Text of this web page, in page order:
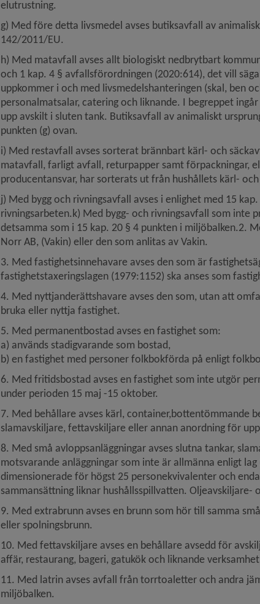
elutrustning.
g) Med före detta livsmedel avses butiksavfall av
142/2011/EU.
h) Med matavfall avses allt biologiskt nedbrytbart
och 1 kap. 4 § avfallsförordningen (2020:614), det vill
uppkommer i och med livsmedelshanteringen (skal, ben
personalmatsalar, catering och liknande. I begreppet
upp avskilt i sluten tank. Butiksavfall av animaliskt
punkten (g) ovan.
i) Med restavfall avses sorterat brännbart kärl- och
matavfall, farligt avfall, returpapper samt förpackningar,
producentansvar, har sorterats ut från hushållets kärl-
j) Med bygg och rivningsavfall avses i enlighet med 15
rivningsarbeten.k) Med bygg- och rivningsavfall som inte
detsamma som i 15 kap. 20 § 4 punkten i miljöbalken.2.
Norr AB, (Vakin) eller den som anlitas av Vakin.
3. Med fastighetsinnehavare avses den som är
fastighetstaxeringslagen (1979:1152) ska anses som
4. Med nyttjanderättshavare avses den som, utan att
bruka eller nyttja fastighet.
5. Med permanentbostad avses en fastighet som:
a) används stadigvarande som bostad,
b) en fastighet med personer folkbokförda på enligt
6. Med fritidsbostad avses en fastighet som inte utgör
under perioden 15 maj -15 oktober.
7. Med behållare avses kärl, container,bottentömmande
slamavskiljare, fettavskiljare eller annan anordning för
8. Med små avloppsanläggningar avses slutna tankar,
motsvarande anläggningar som inte är allmänna enligt
dimensionerade för högst 25 personekvivalenter och
sammansättning liknar hushållsspillvatten.
9. Med extrabrunn avses en brunn som hör till samma
eller spolningsbrunn.
10. Med fettavskiljare avses en behållare avsedd för
affär, restaurang, bageri, gatukök och liknande
11. Med latrin avses avfall från torrtoaletter och andra
miljöbalken.